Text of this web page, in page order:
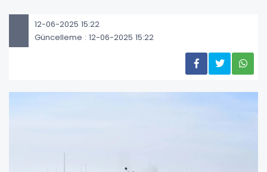
12-06-2025 15:22
Güncelleme : 12-06-2025 15:22